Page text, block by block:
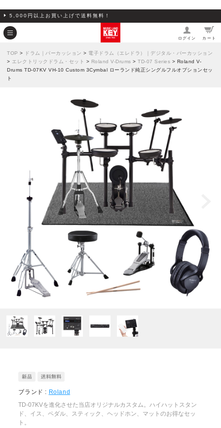
5,000円以上お買い上げで送料無料！
ログイン カート
TOP > ドラム｜パーカッション > 電子ドラム（エレドラ）｜デジタル・パーカッション
> エレクトリックドラム・セット > Roland V-Drums > TD-07 Series > Roland V-
Drums TD-07KV VH-10 Custom 3Cymbal ローランド純正シングルフルオプションセッ
ト
ブランド : Roland
TD-07KVを進化させた当店オリジナルカスタム。ハイハットスタン
ド、イス、ペダル、スティック、ヘッドホン、マットのお得なセッ
ト。